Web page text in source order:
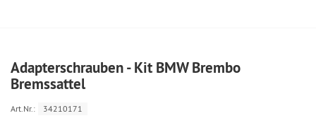
Adapterschrauben - Kit BMW Brembo
Bremssattel
Art.Nr.: 34210171